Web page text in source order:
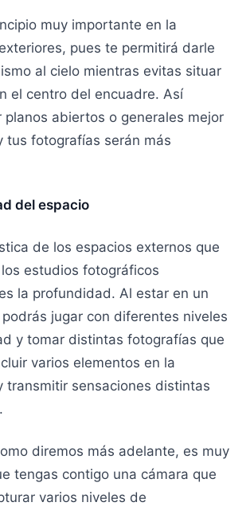
muy importante en la
pues te permitirá darle
al cielo mientras evitas situar
el centro del encuadre. Así
planos abiertos o generales mejor
tus fotografías serán más
del espacio
de los espacios externos que
estudios fotográficos
la profundidad. Al estar en un
jugar con diferentes niveles
y tomar distintas fotografías que
varios elementos en la
transmitir sensaciones distintas
diremos más adelante, es muy
tengas contigo una cámara que
varios niveles de